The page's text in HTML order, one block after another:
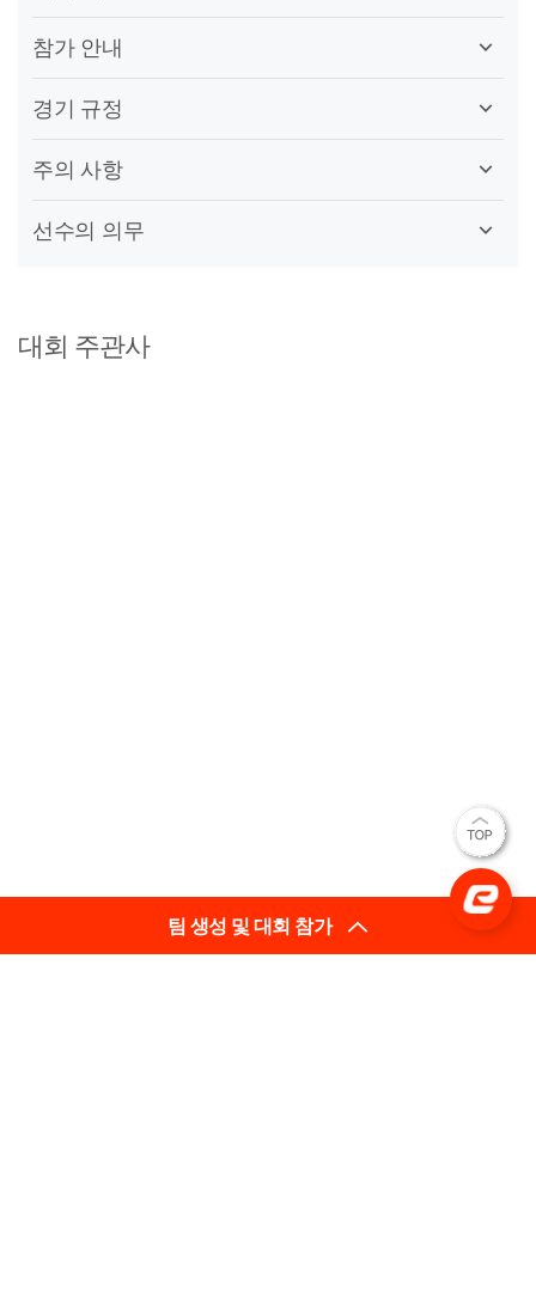
팀 생성 및 대회 참가
참가 안내
경기 규정
주의 사항
선수의 의무
대회 주관사